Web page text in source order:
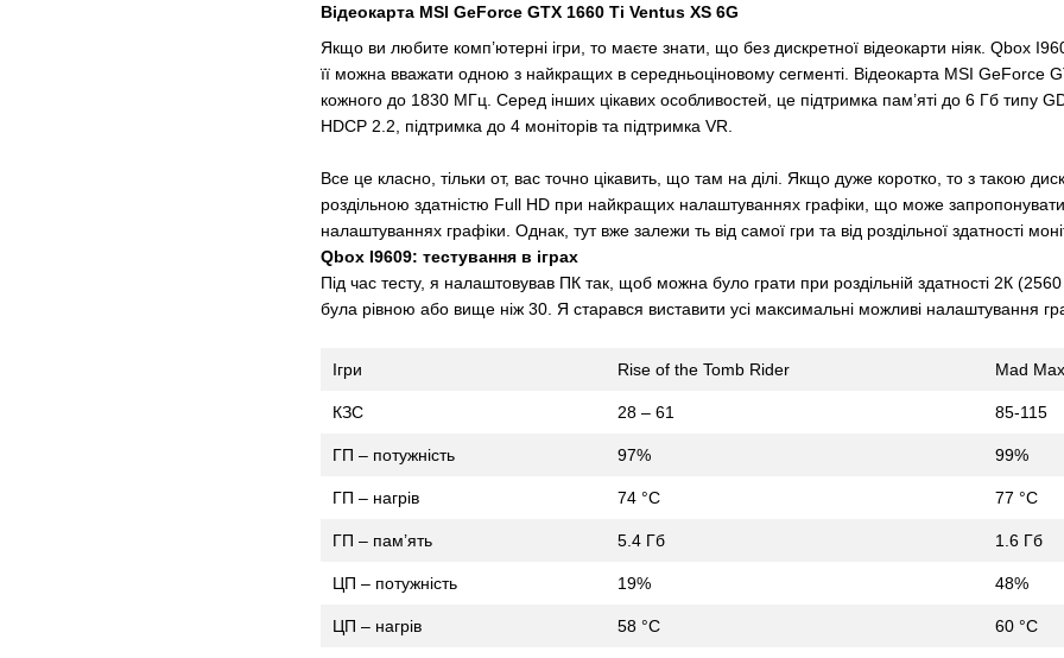
Відеокарта MSI GeForce GTX 1660 Ti Ventus XS 6G
Якщо ви любите комп’ютерні ігри, то маєте знати, що без дискретної відеокарти ніяк. Qbox
її можна вважати одною з найкращих в середньоціновому сегменті. Відеокарта MSI
кожного до 1830 МГц. Серед інших цікавих особливостей, це підтримка пам’яті до 6 Гб типу
HDCP 2.2, підтримка до 4 моніторів та підтримка VR.
Все це класно, тільки от, вас точно цікавить, що там на ділі. Якщо дуже коротко, то з такою
роздільною здатністю Full HD при найкращих налаштуваннях графіки, що може
налаштуваннях графіки. Однак, тут вже залежи ть від самої гри та від роздільної здатності
Qbox I9609: тестування в іграх
Під час тесту, я налаштовував ПК так, щоб можна було грати при роздільній здатності 2К
була рівною або вище ніж 30. Я старався виставити усі максимальні можливі налаштування
Ігри Rise of the Tomb Rider Mad Max
КЗС 28 – 61 85-115
ГП – потужність 97% 99%
ГП – нагрів 74 °C 77 °C
ГП – пам’ять 5.4 Гб 1.6 Гб
ЦП – потужність 19% 48%
ЦП – нагрів 58 °C 60 °C